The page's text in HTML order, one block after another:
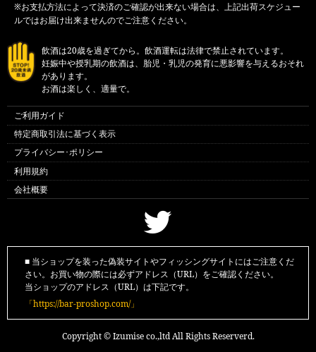
※お支払方法によって決済のご確認が出来ない場合は、上記出荷スケジュー
ルではお届け出来ませんのでご注意ください。
飲酒は20歳を過ぎてから。飲酒運転は法律で禁止されています。
妊娠中や授乳期の飲酒は、胎児・乳児の発育に悪影響を与えるおそれ
があります。
お酒は楽しく、適量で。
ご利用ガイド
特定商取引法に基づく表示
プライバシー･ポリシー
利用規約
会社概要
■ 当ショップを装った偽装サイトやフィッシングサイトにはご注意くだ
さい。お買い物の際には必ずアドレス（URL）をご確認ください。
当ショップのアドレス（URL）は下記です。
「https://bar-proshop.com/」
Copyright © Izumise co.,ltd All Rights Reserverd.